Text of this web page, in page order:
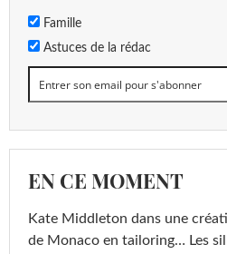
Famille
Astuces de la rédac
EN CE MOMENT
Kate Middleton dans une
de Monaco en tailoring… Les